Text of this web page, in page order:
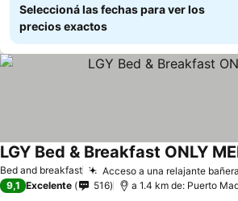
Seleccioná las fechas para ver los
precios exactos
Bed and breakfast Acceso a una relajante
LGY Bed & Breakfast ONLY
9,1 Excelente 516 a 1.4 km de: Puerto